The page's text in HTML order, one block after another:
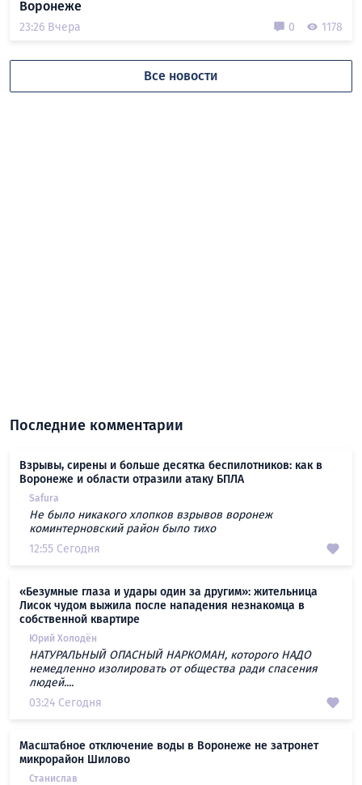
Воронеже
23:26 Вчера 0 1178
Все новости
Последние комментарии
Взрывы, сирены и больше десятка беспилотников: как в
Воронеже и области отразили атаку БПЛА
Safura
Не было никакого хлопков взрывов воронеж
коминтерновский район было тихо
12:55 Сегодня
«Безумные глаза и удары один за другим»: жительница
Лисок чудом выжила после нападения незнакомца в
собственной квартире
Юрий Холодён
НАТУРАЛЬНЫЙ ОПАСНЫЙ НАРКОМАН, которого НАДО
немедленно изолировать от общества ради спасения
людей....
03:24 Сегодня
Масштабное отключение воды в Воронеже не затронет
микрорайон Шилово
Станислав